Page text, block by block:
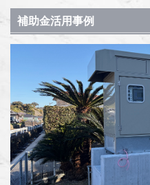
補助金活用事例